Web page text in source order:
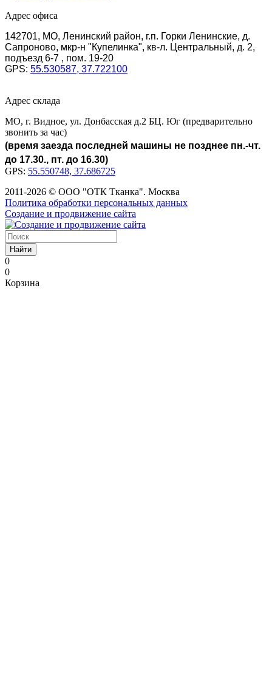
Адрес офиса
142701, МО, Ленинский район, г.п. Горки Ленинские, д.
Сапроново, мкр-н "Купелинка", кв-л. Центральный, д. 2,
подъезд 6-7 , пом. 19-20
GPS: 55.530587, 37.722100
Адрес склада
МО, г. Видное, ул. Донбасская д.2 БЦ. Юг (предварительно
звонить за час)
(время заезда последней машины не позднее пн.-чт.
до 17.30., пт. до 16.30)
GPS: 55.550748, 37.686725
2011-2026 © ООО "ОТК Тканка". Москва
Политика обработки персональных данных
Создание и продвижение сайта
Найти
0
0
Корзина